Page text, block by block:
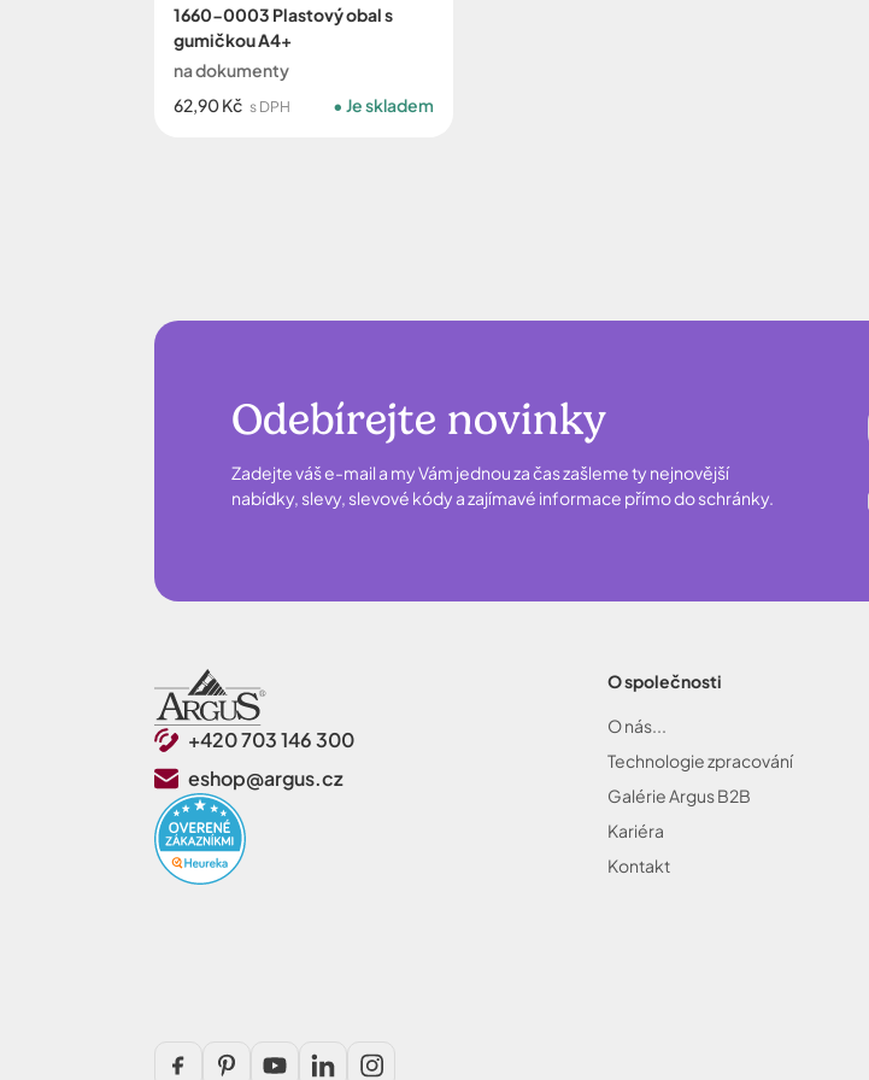
1660-0003 Plastový obal s
gumičkou A4+
na dokumenty
62,90 Kč s DPH Je skladem
Odebírejte novinky
Zadejte váš e-mail a my Vám jednou za čas zašleme ty nejnovější
nabídky, slevy, slevové kódy a zajímavé informace přímo do schránky.
+420 703 146 300
eshop@argus.cz
O společnosti
O nás...
Technologie zpracování
Galérie Argus B2B
Kariéra
Kontakt